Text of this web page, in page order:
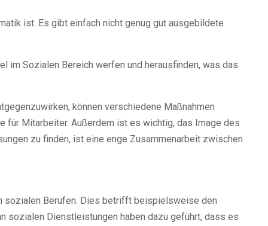
ist. Es gibt einfach nicht genug gut ausgebildete
im Sozialen Bereich werfen und herausfinden, was das
können verschiedene Maßnahmen
für Mitarbeiter. Außerdem ist es wichtig, das Image des
zu finden, ist eine enge Zusammenarbeit zwischen
sozialen Berufen. Dies betrifft beispielsweise den
sozialen Dienstleistungen haben dazu geführt, dass es